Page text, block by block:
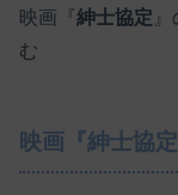
映画『 紳士協定 』
む
映画『紳士協